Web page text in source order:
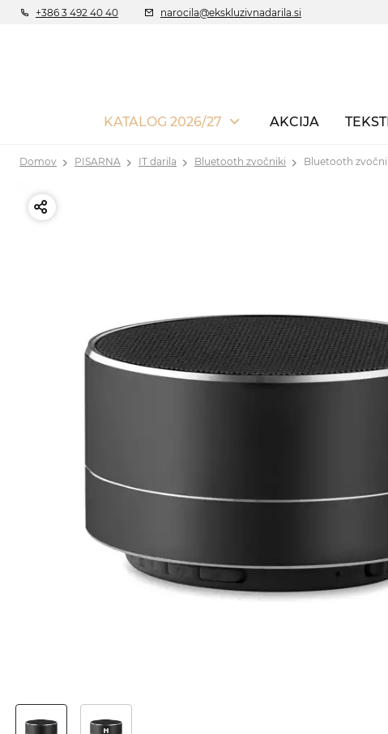
+386 3 492 40 40 narocila@ekskluzivnadarila.si
KATALOG 2026/27 AKCIJA
Domov PISARNA IT darila Bluetooth zvočniki Bluetooth